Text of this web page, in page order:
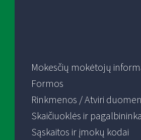
Mokesčių mokėtojų
Formos
Rinkmenos / Atviri
Skaičiuoklės ir
Sąskaitos ir įmokų kodai